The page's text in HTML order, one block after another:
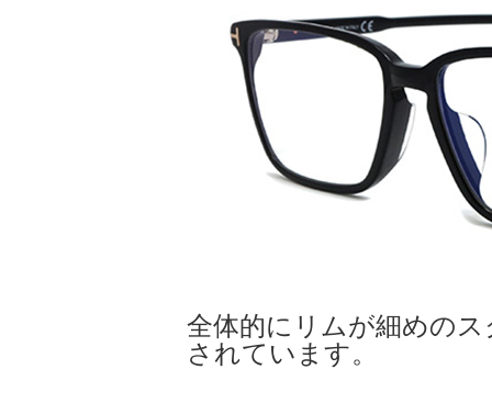
全体的にリムが細めの
されています。